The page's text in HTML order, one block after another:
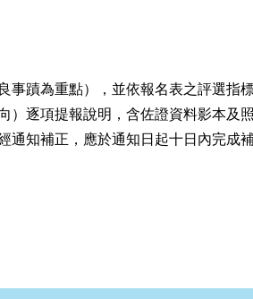
事蹟為重點），並依報名表之評選指
逐項提報說明，含佐證資料影本及照
知補正，應於通知日起十日內完成